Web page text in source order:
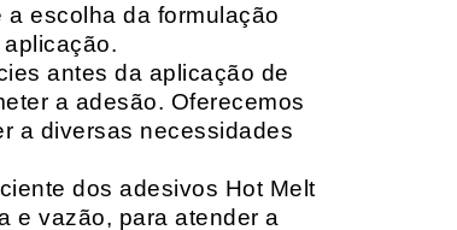
escolha da formulação
antes da aplicação de
a adesão. Oferecemos
a diversas necessidades
dos adesivos Hot Melt
e vazão, para atender a